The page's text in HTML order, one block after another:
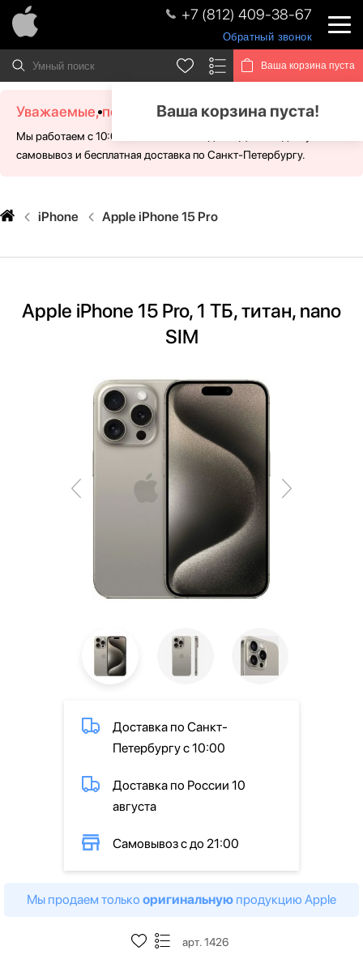
+7 (812) 409-38-67
Обратный звонок
Ваша корзина пуста
Ваша корзина пуста!
Уважаемые, посетители!
Мы работаем с 10:00 - 21:00 без выходных. Для Вас доступен
самовывоз и бесплатная доставка по Санкт-Петербургу.
iPhone Apple iPhone 15 Pro
Apple iPhone 15 Pro, 1 ТБ, титан, nano
SIM
Доставка по Санкт-
Петербургу с 10:00
Доставка по России 10
августа
Самовывоз с до 21:00
Мы продаем только оригинальную продукцию Apple
арт. 1426